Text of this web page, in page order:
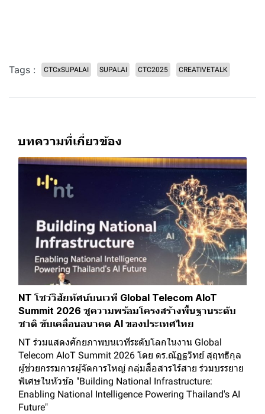
Tags : CTCxSUPALAI SUPALAI CTC2025 CREATIVETALK
บทความที่เกี่ยวข้อง
NT โชว์วิสัยทัศน์บนเวที Global Telecom AIoT
Summit 2026 ชูความพร้อมโครงสร้างพื้นฐานระดับ
ชาติ ขับเคลื่อนอนาคต AI ของประเทศไทย
NT ร่วมแสดงศักยภาพบนเวทีระดับโลกในงาน Global
Telecom AIoT Summit 2026 โดย ดร.ณัฏฐวิทย์ สุฤทธิกุล
ผู้ช่วยกรรมการผู้จัดการใหญ่ กลุ่มสื่อสารไร้สาย ร่วมบรรยาย
พิเศษในหัวข้อ "Building National Infrastructure:
Enabling National Intelligence Powering Thailand's AI
Future"